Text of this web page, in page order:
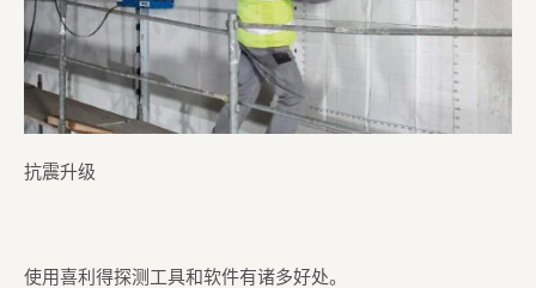
抗震升级
使用喜利得探测工具和软件有诸多好处。